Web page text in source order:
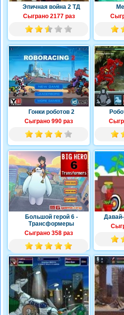
Эпичная война 2 ТД
Сыграно 2177 раз
Гонки роботов 2
Сыграно 990 раз
Большой герой 6 -
Трансформеры
Сыграно 358 раз